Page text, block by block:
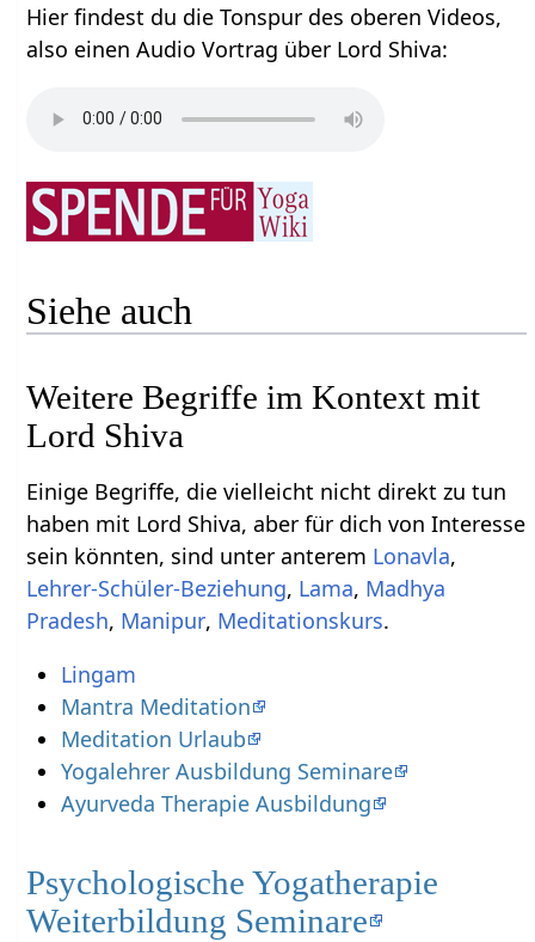
Hier findest du die Tonspur des oberen Videos,
also einen Audio Vortrag über Lord Shiva‏‎:
Siehe auch
Weitere Begriffe im Kontext mit
Einige Begriffe, die vielleicht nicht direkt zu tun
haben mit Lord Shiva‏‎, aber für dich von Interesse
sein könnten, sind unter anterem
,
, , Madhya
, ,
.
Lingam
Mantra Meditation
Meditation Urlaub
Yogalehrer Ausbildung Seminare
Ayurveda Therapie Ausbildung
Psychologische Yogatherapie
Weiterbildung Seminare